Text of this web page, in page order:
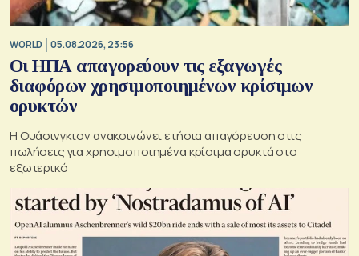
WORLD 05.08.2026, 23:56
Οι ΗΠΑ απαγορεύουν τις εξαγωγές
διαφόρων χρησιμοποιημένων κρίσιμων
ορυκτών
Η Ουάσινγκτον ανακοινώνει ετήσια απαγόρευση στις
πωλήσεις για χρησιμοποιημένα κρίσιμα ορυκτά στο
εξωτερικό